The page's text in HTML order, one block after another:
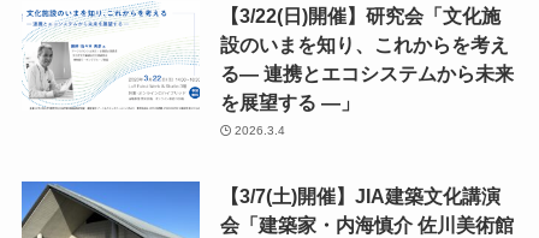
【3/22(日)開催】研究会「文化施
設のいまを知り、これからを考え
る― 連携とエコシステムから未来
を展望する ―」
2026.3.4
【3/7(土)開催】JIA建築文化講演
会「建築家・内海慎介 佐川美術館